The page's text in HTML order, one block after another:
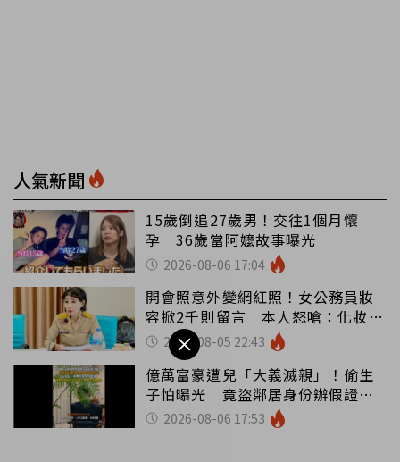
人氣新聞
15歲倒追27歲男！交往1個月懷
孕 36歲當阿嬤故事曝光
2026-08-06 17:04
開會照意外變網紅照！女公務員妝
容掀2千則留言 本人怒嗆：化妝有
錯嗎2026-08-05 22:43
億萬富豪遭兒「大義滅親」！偷生
子怕曝光 竟盜鄰居身份辦假證落
戶 2026-08-06 17:53